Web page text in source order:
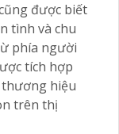
được biết
tình và chu
phía người
tích hợp
thương hiệu
trên thị